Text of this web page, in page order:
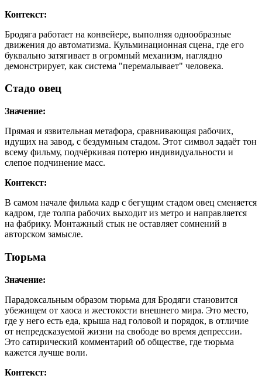
Контекст:
Бродяга работает на конвейере, выполняя однообразные
движения до автоматизма. Кульминационная сцена, где его
буквально затягивает в огромный механизм, наглядно
демонстрирует, как система "перемалывает" человека.
Стадо овец
Значение:
Прямая и язвительная метафора, сравнивающая рабочих,
идущих на завод, с бездумным стадом. Этот символ задаёт тон
всему фильму, подчёркивая потерю индивидуальности и
слепое подчинение масс.
Контекст:
В самом начале фильма кадр с бегущим стадом овец сменяется
кадром, где толпа рабочих выходит из метро и направляется
на фабрику. Монтажный стык не оставляет сомнений в
авторском замысле.
Тюрьма
Значение:
Парадоксальным образом тюрьма для Бродяги становится
убежищем от хаоса и жестокости внешнего мира. Это место,
где у него есть еда, крыша над головой и порядок, в отличие
от непредсказуемой жизни на свободе во время депрессии.
Это сатирический комментарий об обществе, где тюрьма
кажется лучше воли.
Контекст: